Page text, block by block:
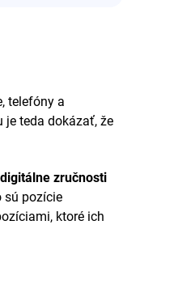
dizajnových
starostlivého
telefóny a
teda dokázať, že
zručnosti
sú pozície
ktoré ich